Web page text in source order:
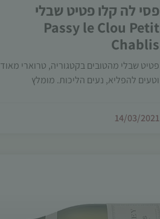
פסי לה קלו פטיט שבלי
Passy le Clou Petit
Chablis
פטיט שבלי מהטובים בקטגוריה, טרוארי מאוד
וטעים להפליא, נעים הליכות. מומלץ
14/03/2021